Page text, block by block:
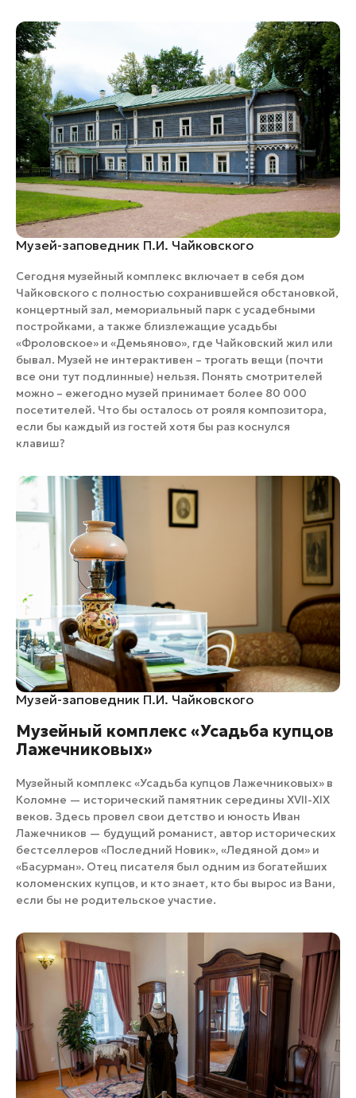
Музей-заповедник П.И. Чайковского
Сегодня музейный комплекс включает в себя дом
Чайковского с полностью сохранившейся обстановкой,
концертный зал, мемориальный парк с усадебными
постройками, а также близлежащие усадьбы
«Фроловское» и «Демьяново», где Чайковский жил или
бывал. Музей не интерактивен – трогать вещи (почти
все они тут подлинные) нельзя. Понять смотрителей
можно – ежегодно музей принимает более 80 000
посетителей. Что бы осталось от рояля композитора,
если бы каждый из гостей хотя бы раз коснулся
клавиш?
Музей-заповедник П.И. Чайковского
​Музейный комплекс «Усадьба купцов
Лажечниковых»
Музейный комплекс «Усадьба купцов Лажечниковых» в
Коломне — исторический памятник середины ХVII-ХIХ
веков. Здесь провел свои детство и юность Иван
Лажечников — будущий романист, автор исторических
бестселлеров «Последний Новик», «Ледяной дом» и
«Басурман». Отец писателя был одним из богатейших
коломенских купцов, и кто знает, кто бы вырос из Вани,
если бы не родительское участие.